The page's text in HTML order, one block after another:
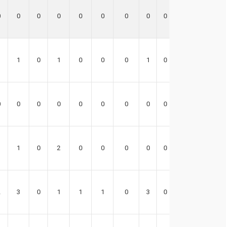
0 0 0 0 0 0 0 0
1 0 1 0 0 0 1 0
0 0 0 0 0 0 0 0
1 0 2 0 0 0 0 0
3 0 1 1 1 0 3 0